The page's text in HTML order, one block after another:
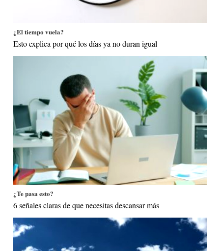
¿El tiempo vuela?
Esto explica por qué los días ya no duran igual
¿Te pasa esto?
6 señales claras de que necesitas descansar más